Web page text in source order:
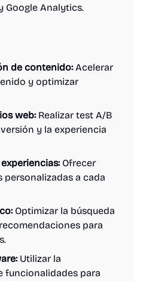
Google Analytics.
de contenido:Acelerar
y optimizar
web:Realizar test A/B
y la experiencia
Ofrecer
a cada
Optimizar la búsqueda
para
Utilizar la
funcionalidades para